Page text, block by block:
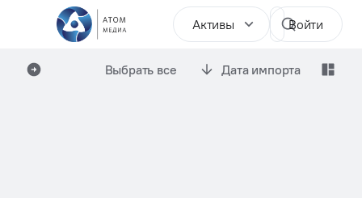
Активы Войти
Выбрать все Дата импорта